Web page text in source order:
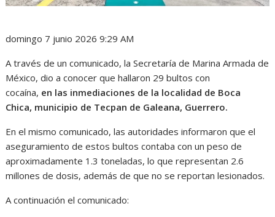
domingo 7 junio 2026 9:29 AM
A través de un comunicado, la Secretaría de Marina Armada de
México, dio a conocer que hallaron 29 bultos con
cocaína, en las inmediaciones de la localidad de Boca
Chica, municipio de Tecpan de Galeana, Guerrero.
En el mismo comunicado, las autoridades informaron que el
aseguramiento de estos bultos contaba con un peso de
aproximadamente 1.3 toneladas, lo que representan 2.6
millones de dosis, además de que no se reportan lesionados.
A continuación el comunicado: